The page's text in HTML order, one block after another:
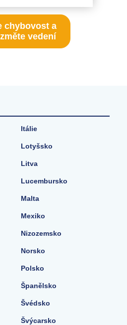
chybovost a
vedení
Itálie
Lotyšsko
Litva
Lucembursko
Malta
Mexiko
Nizozemsko
Norsko
Polsko
Španělsko
Švédsko
Švýcarsko